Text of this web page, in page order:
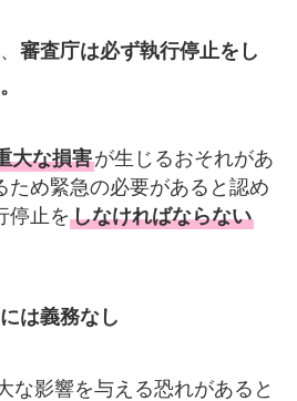
審査庁は必ず執行停止をし
大な損害が生じるおそれがあ
ため緊急の必要があると認め
停止をしなければならない
は義務なし
な影響を与える恐れがあると